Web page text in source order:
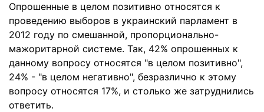
Опрошенные в целом позитивно относятся к
проведению выборов в украинский парламент в
2012 году по смешанной, пропорционально-
мажоритарной системе. Так, 42% опрошенных к
данному вопросу относятся "в целом позитивно",
24% - "в целом негативно", безразлично к этому
вопросу относятся 17%, и столько же затруднились
ответить.